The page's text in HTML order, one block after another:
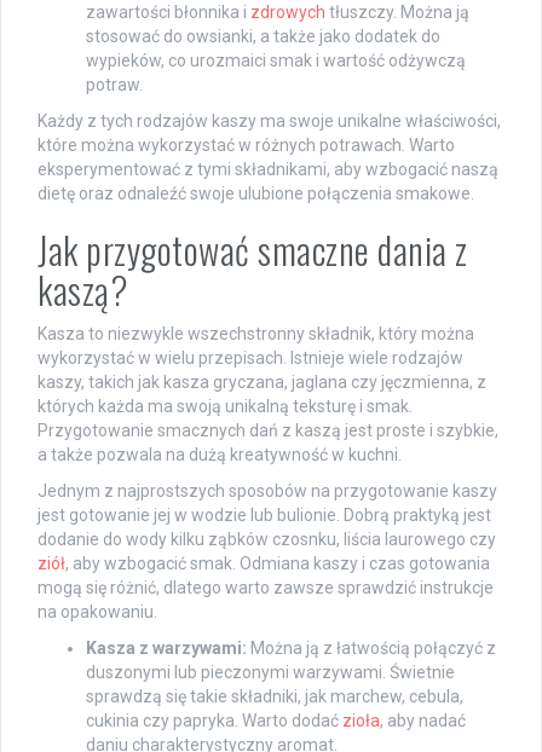
zawartości błonnika i zdrowych tłuszczy. Można ją
stosować do owsianki, a także jako dodatek do
wypieków, co urozmaici smak i wartość odżywczą
potraw.
Każdy z tych rodzajów kaszy ma swoje unikalne właściwości,
które można wykorzystać w różnych potrawach. Warto
eksperymentować z tymi składnikami, aby wzbogacić naszą
dietę oraz odnaleźć swoje ulubione połączenia smakowe.
Jak przygotować smaczne dania z
kaszą?
Kasza to niezwykle wszechstronny składnik, który można
wykorzystać w wielu przepisach. Istnieje wiele rodzajów
kaszy, takich jak kasza gryczana, jaglana czy jęczmienna, z
których każda ma swoją unikalną teksturę i smak.
Przygotowanie smacznych dań z kaszą jest proste i szybkie,
a także pozwala na dużą kreatywność w kuchni.
Jednym z najprostszych sposobów na przygotowanie kaszy
jest gotowanie jej w wodzie lub bulionie. Dobrą praktyką jest
dodanie do wody kilku ząbków czosnku, liścia laurowego czy
ziół, aby wzbogacić smak. Odmiana kaszy i czas gotowania
mogą się różnić, dlatego warto zawsze sprawdzić instrukcje
na opakowaniu.
Kasza z warzywami: Można ją z łatwością połączyć z
duszonymi lub pieczonymi warzywami. Świetnie
sprawdzą się takie składniki, jak marchew, cebula,
cukinia czy papryka. Warto dodać zioła, aby nadać
daniu charakterystyczny aromat.